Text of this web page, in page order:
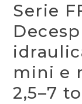
Serie
mini e
2,5–7